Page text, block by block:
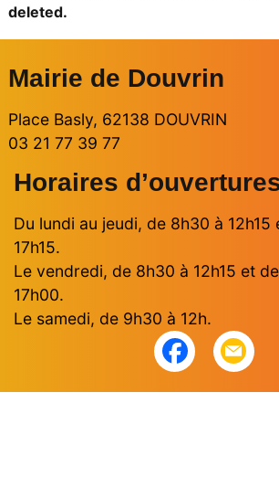
deleted.
Mairie de Douvrin
Place Basly, 62138 DOUVRIN
03 21 77 39 77
Horaires
Du lundi au jeudi, de 8h30 à 12h15
17h15.
Le vendredi, de 8h30 à 12h15 et
17h00.
Le samedi, de 9h30 à 12h.